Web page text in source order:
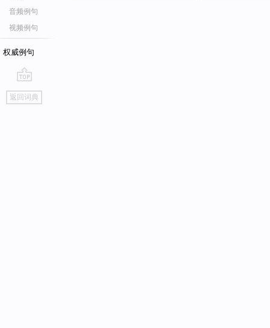
音频例句
视频例句
权威例句
go
top
返回词典